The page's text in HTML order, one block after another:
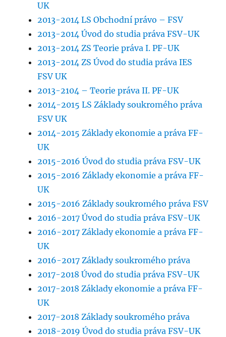
UK
2013-2014 LS Obchodní právo – FSV
2013-2014 Úvod do studia práva FSV-UK
2013-2014 ZS Teorie práva I. PF-UK
2013-2014 ZS Úvod do studia práva IES
FSV UK
2013-2104 – Teorie práva II. PF-UK
2014-2015 LS Základy soukromého práva
FSV UK
2014-2015 Základy ekonomie a práva FF-
UK
2015-2016 Úvod do studia práva FSV-UK
2015-2016 Základy ekonomie a práva FF-
UK
2015-2016 Základy soukromého práva FSV
2016-2017 Úvod do studia práva FSV-UK
2016-2017 Základy ekonomie a práva FF-
UK
2016-2017 Základy soukromého práva
2017-2018 Úvod do studia práva FSV-UK
2017-2018 Základy ekonomie a práva FF-
UK
2017-2018 Základy soukromého práva
2018-2019 Úvod do studia práva FSV-UK